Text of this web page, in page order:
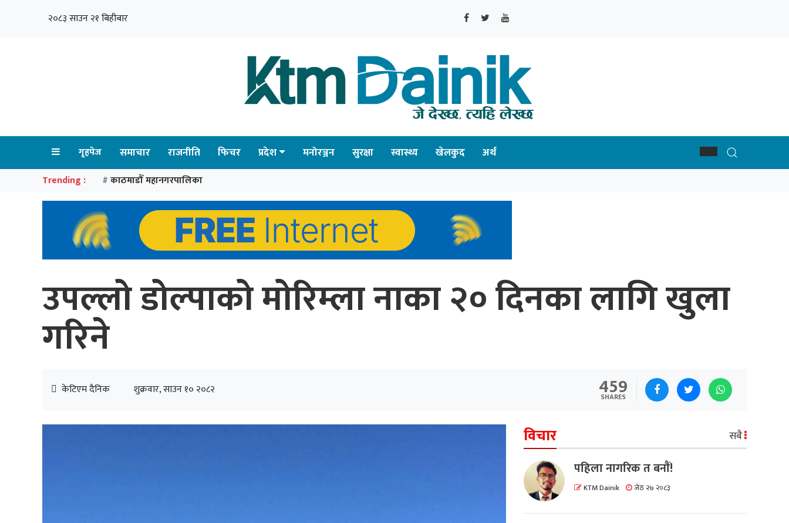
२०८३ साउन २१ बिहीबार
गृहपेज समाचार राजनीति फिचर प्रदेश मनोरञ्जन सुरक्षा स्वास्थ्य खेलकुद अर्थ
Trending : # काठमाडौँ महानगरपालिका
उपल्लो डोल्पाको मोरिम्ला नाका २० दिनका लागि खुला
गरिने
केटिएम दैनिक शुक्रवार, साउन १० २०८२ 459
SHARES
विचार सबै
पहिला नागरिक त बनाैं!
KTM Dainik जेठ २७ २०८३